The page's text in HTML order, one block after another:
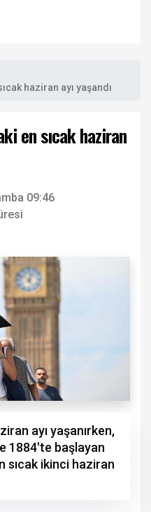
haziran ayı yaşandı
en sıcak haziran
09:46
ayı yaşanırken,
1884'te başlayan
sıcak ikinci haziran